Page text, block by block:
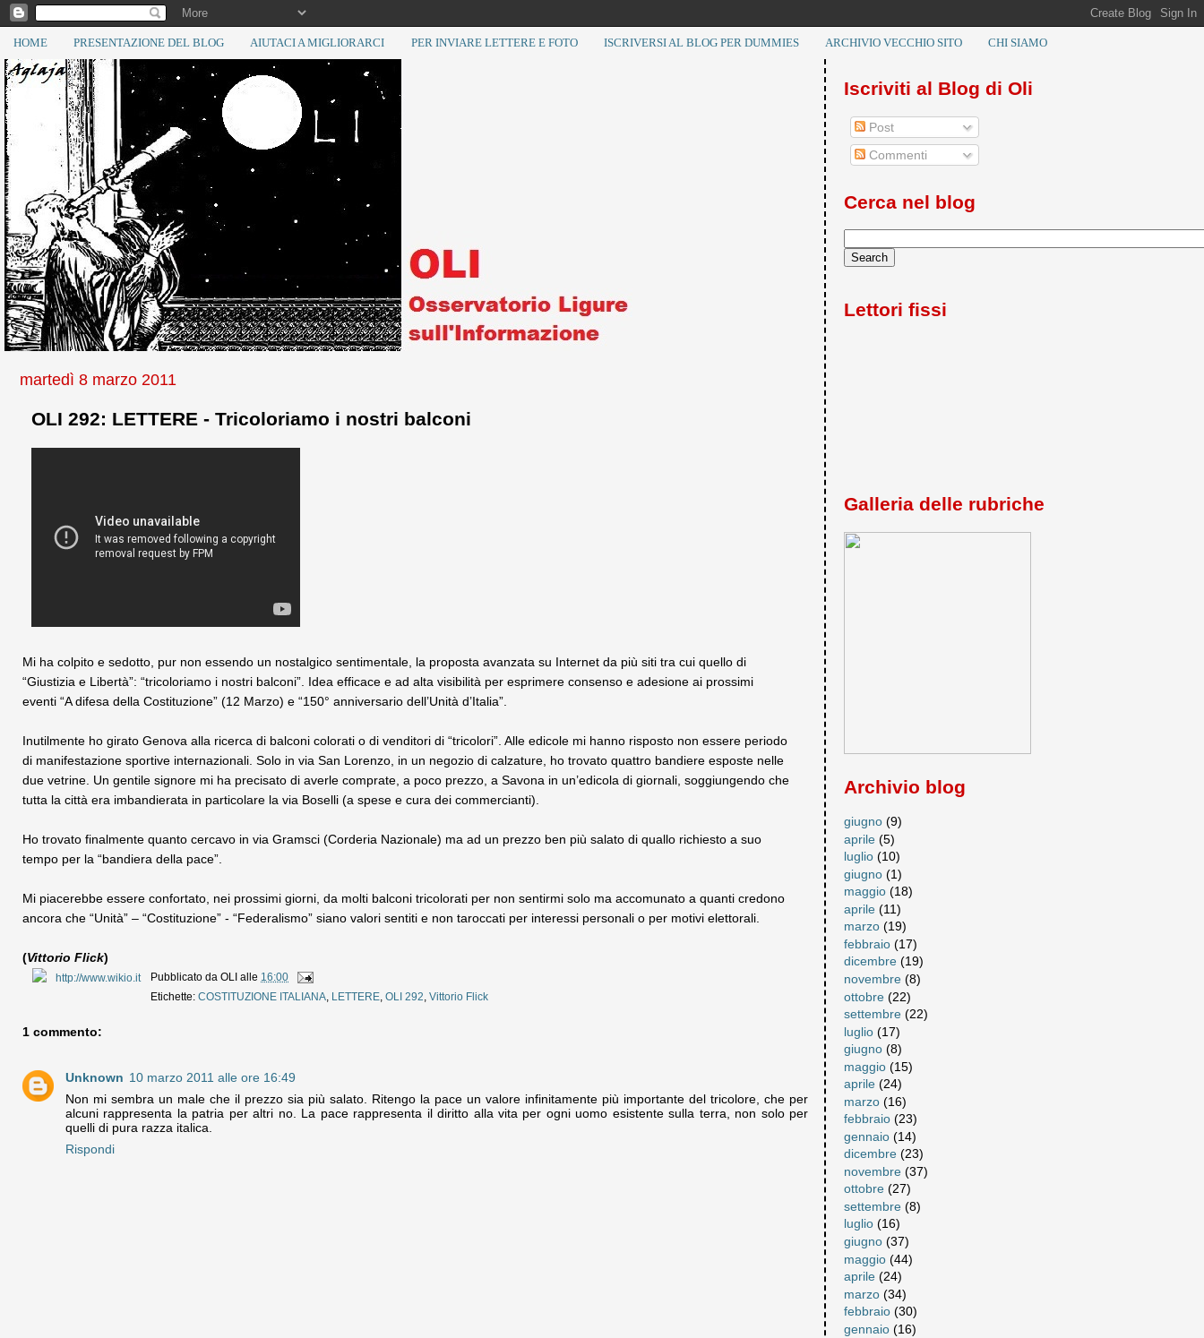
HOME PRESENTAZIONE DEL BLOG AIUTACI A MIGLIORARCI PER INVIARE LETTERE E FOTO ISCRIVERSI AL BLOG PER DUMMIES ARCHIVIO VECCHIO SITO CHI SIAMO
martedì 8 marzo 2011
OLI 292: LETTERE - Tricoloriamo i nostri balconi
Mi ha colpito e sedotto, pur non essendo un nostalgico sentimentale, la proposta avanzata su Internet da più siti tra cui quello di
“Giustizia e Libertà”: “tricoloriamo i nostri balconi”. Idea efficace e ad alta visibilità per esprimere consenso e adesione ai prossimi
eventi “A difesa della Costituzione” (12 Marzo) e “150° anniversario dell’Unità d’Italia”.
Inutilmente ho girato Genova alla ricerca di balconi colorati o di venditori di “tricolori”. Alle edicole mi hanno risposto non essere periodo
di manifestazione sportive internazionali. Solo in via San Lorenzo, in un negozio di calzature, ho trovato quattro bandiere esposte nelle
due vetrine. Un gentile signore mi ha precisato di averle comprate, a poco prezzo, a Savona in un’edicola di giornali, soggiungendo che
tutta la città era imbandierata in particolare la via Boselli (a spese e cura dei commercianti).
Ho trovato finalmente quanto cercavo in via Gramsci (Corderia Nazionale) ma ad un prezzo ben più salato di quallo richiesto a suo
tempo per la “bandiera della pace”.
Mi piacerebbe essere confortato, nei prossimi giorni, da molti balconi tricolorati per non sentirmi solo ma accomunato a quanti credono
ancora che “Unità” – “Costituzione” - “Federalismo” siano valori sentiti e non taroccati per interessi personali o per motivi elettorali.
(Vittorio Flick)
Pubblicato daOLI alle 16:00
Etichette:COSTITUZIONE ITALIANA, LETTERE,OLI 292,Vittorio Flick
1 commento:
Unknown 10 marzo 2011 alle ore 16:49
Non mi sembra un male che il prezzo sia più salato. Ritengo la pace un valore infinitamente più importante del tricolore, che per
alcuni rappresenta la patria per altri no. La pace rappresenta il diritto alla vita per ogni uomo esistente sulla terra, non solo per
quelli di pura razza italica.
Rispondi
Iscriviti al Blog di Oli
Post
Commenti
Cerca nel blog
Lettori fissi
Galleria delle rubriche
Archivio blog
giugno (9)
aprile (5)
luglio (10)
giugno (1)
maggio (18)
aprile (11)
marzo (19)
febbraio (17)
dicembre (19)
novembre (8)
ottobre (22)
settembre (22)
luglio (17)
giugno (8)
maggio (15)
aprile (24)
marzo (16)
febbraio (23)
gennaio (14)
dicembre (23)
novembre (37)
ottobre (27)
settembre (8)
luglio (16)
giugno (37)
maggio (44)
aprile (24)
marzo (34)
febbraio (30)
gennaio (16)